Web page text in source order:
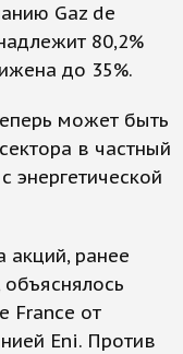
Gaz de
80,2%
до 35%.
может быть
в частный
энергетической
акций, ранее
France от
Eni. Против